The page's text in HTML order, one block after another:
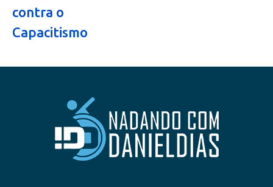
contra o
Capacitismo